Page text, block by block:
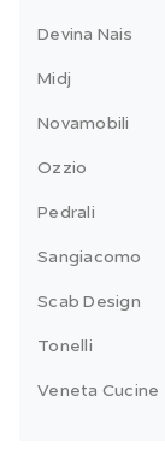
Devina Nais
Midj
Novamobili
Ozzio
Pedrali
Sangiacomo
Scab Design
Tonelli
Veneta Cucine